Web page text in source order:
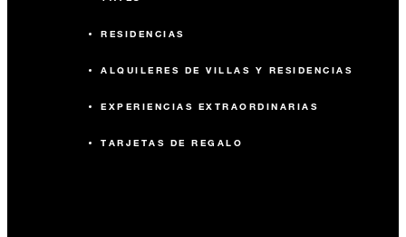
RESIDENCIAS
ALQUILERES DE VILLAS Y RESIDENCIAS
EXPERIENCIAS EXTRAORDINARIAS
TARJETAS DE REGALO